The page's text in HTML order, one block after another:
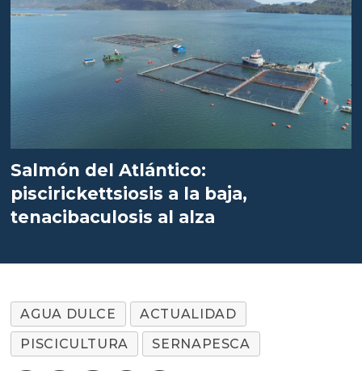
Salmón del Atlántico:
piscirickettsiosis a la baja,
tenacibaculosis al alza
AGUA DULCE
ACTUALIDAD
PISCICULTURA
SERNAPESCA